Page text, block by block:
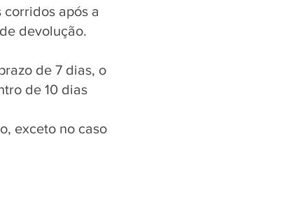
após a
devolução.
de 7 dias, o
de 10 dias
exceto no caso